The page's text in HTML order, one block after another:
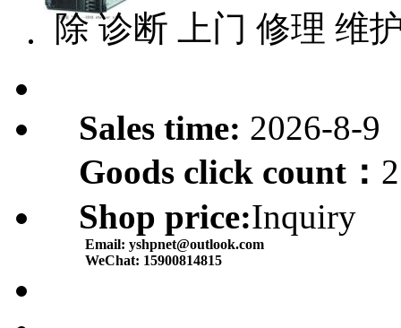
除 诊断 上门 修理 维
Sales time: 2026-8-9
Goods click count：
Shop price:Inquiry
Email: yshpnet@outlook.com
WeChat: 15900814815